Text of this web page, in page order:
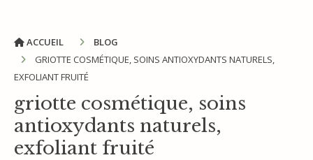
ACCUEIL
BLOG
GRIOTTE COSMÉTIQUE, SOINS ANTIOXYDANTS NATURELS,
EXFOLIANT FRUITÉ
griotte cosmétique, soins
antioxydants naturels,
exfoliant fruité